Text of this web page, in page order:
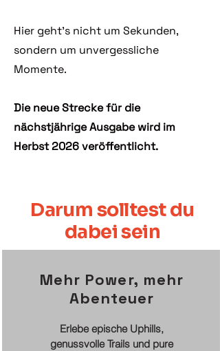
Hier geht’s nicht um Sekunden,
sondern um unvergessliche
Momente.
Die neue Strecke für die
nächstjährige Ausgabe wird im
Herbst 2026 veröffentlicht.
Darum solltest du
dabei sein
Mehr Power, mehr
Abenteuer
Erlebe epische Uphills,
genussvolle Trails und pure